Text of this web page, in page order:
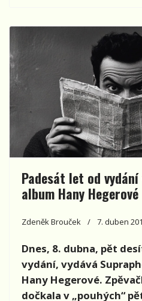
Padesát let od
album Hany Hegerové
Zdeněk Brouček 7. duben
Dnes, 8. dubna, pět
vydání, vydává
Hany Hegerové.
dočkala v „pouhých“